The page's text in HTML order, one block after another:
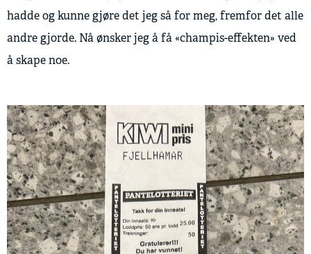
hadde og kunne gjøre det jeg så for meg, fremfor det alle
andre gjorde. Nå ønsker jeg å få «champis-effekten» ved
å skape noe.